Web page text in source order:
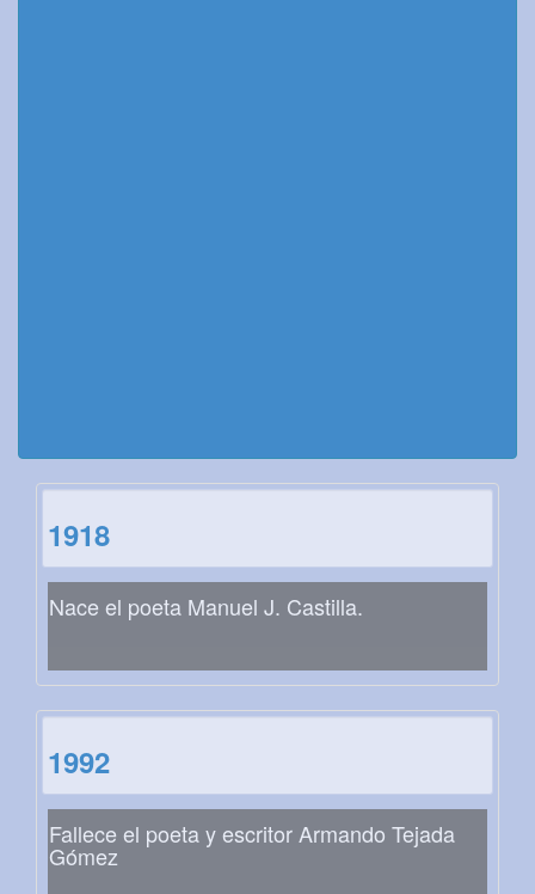
1918
Nace el poeta Manuel J. Castilla.
1992
Fallece el poeta y escritor Armando Tejada
Gómez